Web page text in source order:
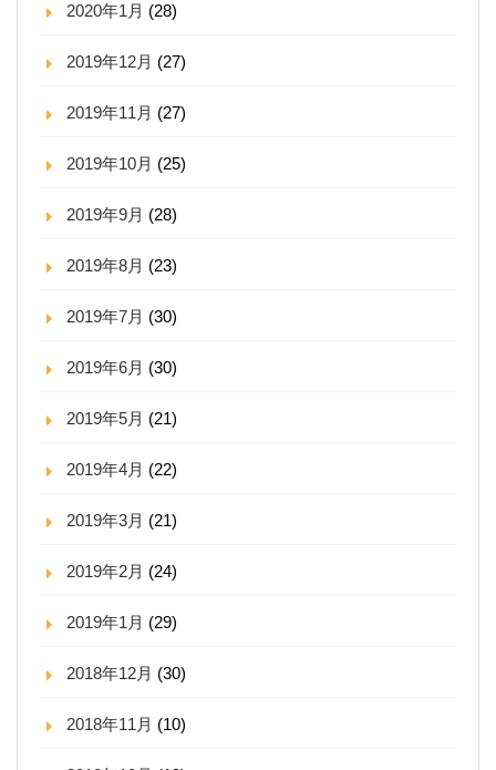
2020年1月 (28)
2019年12月 (27)
2019年11月 (27)
2019年10月 (25)
2019年9月 (28)
2019年8月 (23)
2019年7月 (30)
2019年6月 (30)
2019年5月 (21)
2019年4月 (22)
2019年3月 (21)
2019年2月 (24)
2019年1月 (29)
2018年12月 (30)
2018年11月 (10)